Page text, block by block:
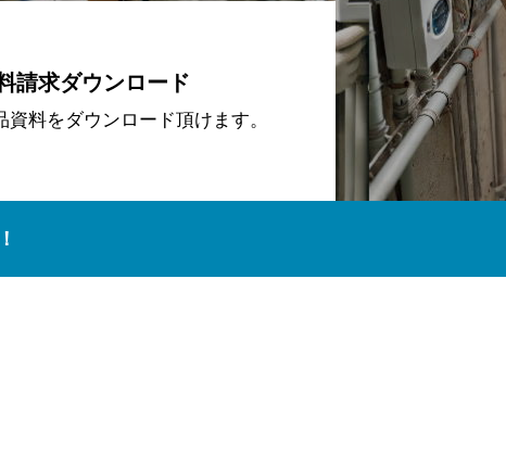
請求ダウンロード
資料をダウンロード頂けます。